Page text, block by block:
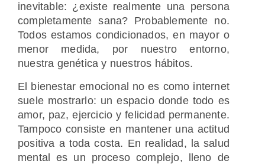
inevitable: ¿existe realmente una persona
completamente sana? Probablemente no.
Todos estamos condicionados, en mayor o
menor medida, por nuestro entorno,
nuestra genética y nuestros hábitos.
El bienestar emocional no es como internet
suele mostrarlo: un espacio donde todo es
amor, paz, ejercicio y felicidad permanente.
Tampoco consiste en mantener una actitud
positiva a toda costa. En realidad, la salud
mental es un proceso complejo, lleno de